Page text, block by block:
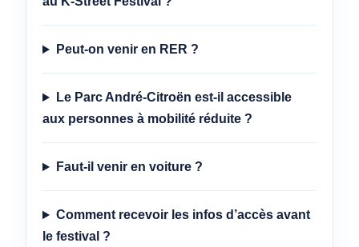
Peut-on venir en RER ?
Le Parc André-Citroën est-il accessible
aux personnes à mobilité réduite ?
Faut-il venir en voiture ?
Comment recevoir les infos d’accès avant
le festival ?